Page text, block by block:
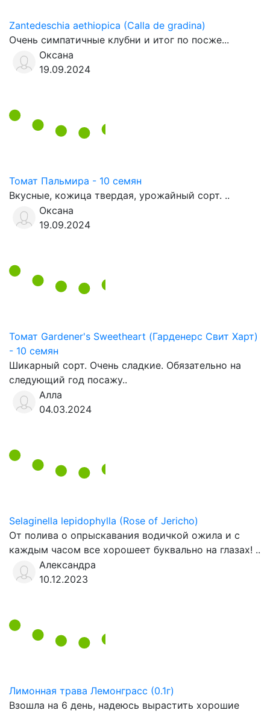
Zantedeschia aethiopica (Calla de gradina)
Очень симпатичные клубни и итог по посже...
Оксана
19.09.2024
Томат Пальмира - 10 семян
Вкусные, кожица твердая, урожайный сорт. ..
Оксана
19.09.2024
Томат Gardener's Sweetheart (Гарденерс Свит Харт)
- 10 семян
Шикарный сорт. Очень сладкие. Обязательно на
следующий год посажу..
Алла
04.03.2024
Selaginella lepidophylla (Rose of Jericho)
От полива о опрыскавания водичкой ожила и с
каждым часом все хорошеет буквально на глазах! ..
Александра
10.12.2023
Лимонная трава Лемонграсс (0.1г)
Взошла на 6 день, надеюсь вырастить хорошие